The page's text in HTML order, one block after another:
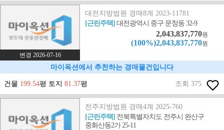
변경 2026-07-16
대전지방법원 경매8계 2023-11781
[근린주택]대전광역시 중구 문창동 32-9
2,043,837,770원
(100%)2,043,837,770원
마이옥션에서 추천하는 경매물건입니다
건물 199.54평 토지 81.37평 조회 375
전주지방법원 경매4계 2025-760
[근린주택] 전북특별자치도 전주시 완산구
중화산동2가 25-11